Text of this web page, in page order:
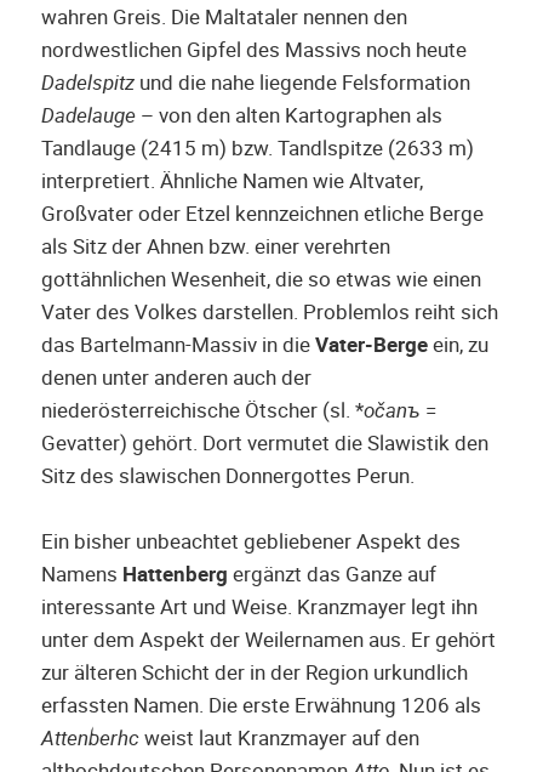
wahren Greis. Die Maltataler nennen den
nordwestlichen Gipfel des Massivs noch heute
Dadelspitz und die nahe liegende Felsformation
Dadelauge – von den alten Kartographen als
Tandlauge (2415 m) bzw. Tandlspitze (2633 m)
interpretiert. Ähnliche Namen wie Altvater,
Großvater oder Etzel kennzeichnen etliche Berge
als Sitz der Ahnen bzw. einer verehrten
gottähnlichen Wesenheit, die so etwas wie einen
Vater des Volkes darstellen. Problemlos reiht sich
das Bartelmann-Massiv in dieVater-Bergeein, zu
denen unter anderen auch der
niederösterreichische Ötscher (sl. *očanъ =
Gevatter) gehört. Dort vermutet die Slawistik den
Sitz des slawischen Donnergottes Perun.
Ein bisher unbeachtet gebliebener Aspekt des
Namens Hattenbergergänzt das Ganze auf
interessante Art und Weise. Kranzmayer legt ihn
unter dem Aspekt der Weilernamen aus. Er gehört
zur älteren Schicht der in der Region urkundlich
erfassten Namen. Die erste Erwähnung 1206 als
Attenberhcweist laut Kranzmayer auf den